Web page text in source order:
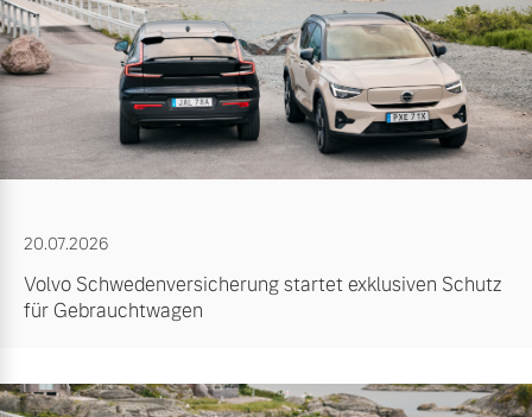
20.07.2026
Volvo Schwedenversicherung startet exklusiven Schutz
für Gebrauchtwagen